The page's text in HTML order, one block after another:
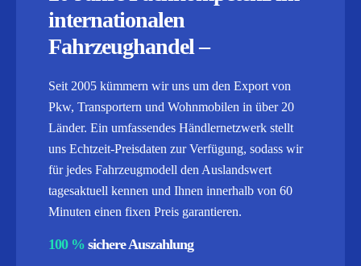
internationalen
Fahrzeughandel –
Seit 2005 kümmern wir uns um den Export von
Pkw, Transportern und Wohnmobilen in über 20
Länder. Ein umfassendes Händlernetzwerk stellt
uns Echtzeit-Preisdaten zur Verfügung, sodass wir
für jedes Fahrzeugmodell den Auslandswert
tagesaktuell kennen und Ihnen innerhalb von 60
Minuten einen fixen Preis garantieren.
100 % sichere Auszahlung